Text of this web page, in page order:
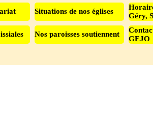
Sauter le menu
Situations de nos églises
Géry,
Nos paroisses soutiennent ▼
GEJO